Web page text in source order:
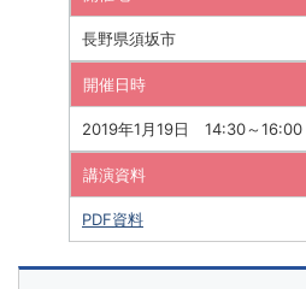
長野県須坂市
開催日時
2019年1月19日 14:30～16:00
講演資料
PDF資料